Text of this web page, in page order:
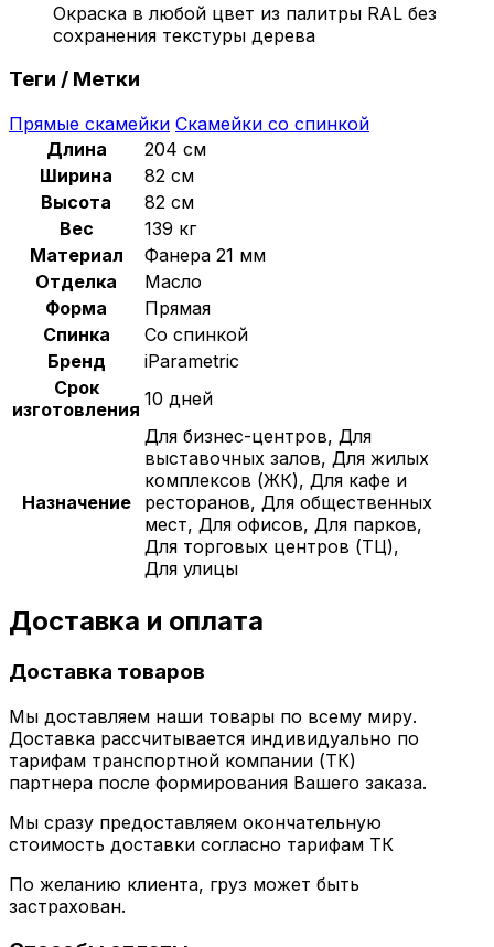
Окраска в любой цвет из палитры RAL без
сохранения текстуры дерева
Теги / Метки
Прямые скамейки Скамейки со спинкой
Длина
204 см
Ширина
82 см
Высота
82 см
Вес
139 кг
Материал
Фанера 21 мм
Отделка
Масло
Форма
Прямая
Спинка
Со спинкой
Бренд
iParametric
Срок
изготовления 10 дней
Назначение
Для бизнес-центров, Для
выставочных залов, Для жилых
комплексов (ЖК), Для кафе и
ресторанов, Для общественных
мест, Для офисов, Для парков,
Для торговых центров (ТЦ),
Для улицы
Доставка и оплата
Доставка товаров
Мы доставляем наши товары по всему миру.
Доставка рассчитывается индивидуально по
тарифам транспортной компании (ТК)
партнера после формирования Вашего заказа.
Мы сразу предоставляем окончательную
стоимость доставки согласно тарифам ТК
По желанию клиента, груз может быть
застрахован.